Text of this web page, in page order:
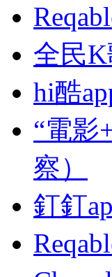
全民
hi酷
“電影
察）
釘釘